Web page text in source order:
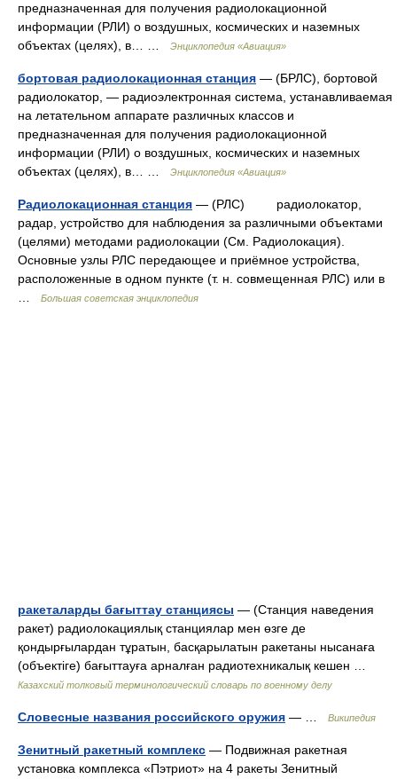
предназначенная для получения радиолокационной
информации (РЛИ) о воздушных, космических и наземных
объектах (целях), в… …
Энциклопедия «Авиация»
бортовая радиолокационная станция — (БРЛС), бортовой
радиолокатор, — радиоэлектронная система, устанавливаемая
на летательном аппарате различных классов и
предназначенная для получения радиолокационной
информации (РЛИ) о воздушных, космических и наземных
объектах (целях), в… …
Энциклопедия «Авиация»
Радиолокационная станция — (РЛС) радиолокатор,
радар, устройство для наблюдения за различными объектами
(целями) методами радиолокации (См. Радиолокация).
Основные узлы РЛС передающее и приёмное устройства,
расположенные в одном пункте (т. н. совмещенная РЛС) или в
Большая советская энциклопедия
ракеталарды бағыттау станциясы — (Станция наведения
ракет) радиолокациялық станциялар мен өзге де
қондырғылардан тұратын, басқарылатын ракетаны нысанаға
(объектіге) бағыттауға арналған радиотехникалық кешен …
Казахский толковый терминологический словарь по военному делу
Словесные названия российского оружия — … Википедия
Зенитный ракетный комплекс — Подвижная ракетная
установка комплекса «Пэтриот» на 4 ракеты Зенитный